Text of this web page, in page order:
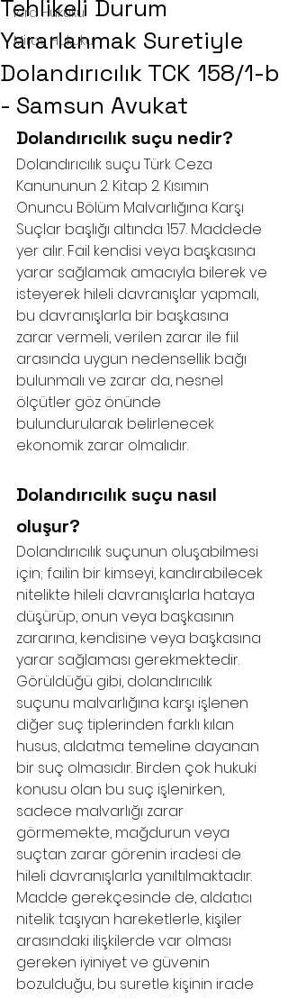
İcra Hukuku
Miras Hukuku
Tehlikeli Durum
Yararlanmak Suretiyle
Dolandırıcılık TCK 158/1-b
- Samsun Avukat
Dolandırıcılık suçu nedir?
Dolandırıcılık suçu Türk Ceza
Kanununun 2. Kitap 2. Kısımın
Onuncu Bölüm Malvarlığına Karşı
Suçlar başlığı altında 157. Maddede
yer alır. Fail kendisi veya başkasına
yarar sağlamak amacıyla bilerek ve
isteyerek hileli davranışlar yapmalı,
bu davranışlarla bir başkasına
zarar vermeli, verilen zarar ile fiil
arasında uygun nedensellik bağı
bulunmalı ve zarar da, nesnel
ölçütler göz önünde
bulundurularak belirlenecek
ekonomik zarar olmalıdır.
Dolandırıcılık suçu nasıl
oluşur?
Dolandırıcılık suçunun oluşabilmesi
için; failin bir kimseyi, kandırabilecek
nitelikte hileli davranışlarla hataya
düşürüp, onun veya başkasının
zararına, kendisine veya başkasına
yarar sağlaması gerekmektedir.
Görüldüğü gibi, dolandırıcılık
suçunu malvarlığına karşı işlenen
diğer suç tiplerinden farklı kılan
husus, aldatma temeline dayanan
bir suç olmasıdır. Birden çok hukuki
konusu olan bu suç işlenirken,
sadece malvarlığı zarar
görmemekte, mağdurun veya
suçtan zarar görenin iradesi de
hileli davranışlarla yanıltılmaktadır.
Madde gerekçesinde de, aldatıcı
nitelik taşıyan hareketlerle, kişiler
arasındaki ilişkilerde var olması
gereken iyiniyet ve güvenin
bozulduğu, bu suretle kişinin irade